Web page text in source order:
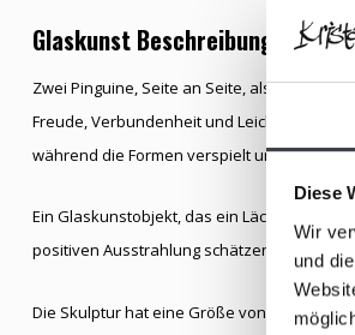
Diese
Wir
und
Glaskunst Beschreibung
Zwei Pinguine, Seite an Seite, als würden
Freude, Verbundenheit und Leichtigkeit
während die Formen verspielt und vertraut
Ein Glaskunstobjekt, das ein Lächeln
positiven Ausstrahlung schätzen.
Die Skulptur hat eine Größe von ungefähr